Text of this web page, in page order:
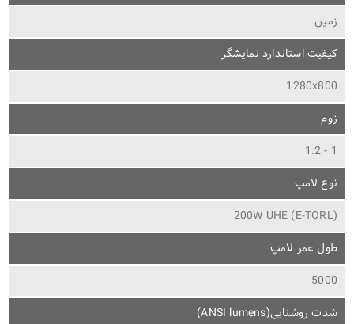
زمین
کیفیت استاندارد نمایشگر
1280x800
زوم
1 - 1.2
نوع لامپ
200W UHE (E-TORL)
طول عمر لامپ
5000
شدت روشنایی(ANSI lumens)